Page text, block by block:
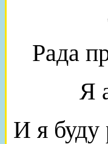
Рада
Я
И я буду